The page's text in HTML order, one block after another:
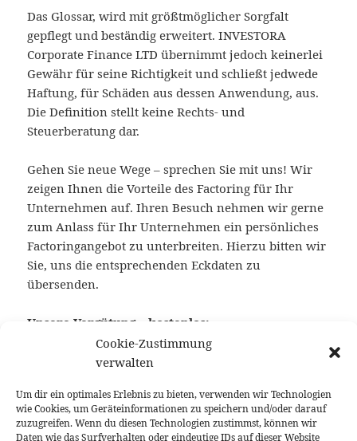
Cookie-Zustimmung
verwalten
Um dir ein optimales Erlebnis zu bieten, verwenden wir Technologien
wie Cookies, um Geräteinformationen zu speichern und/oder darauf
zuzugreifen. Wenn du diesen Technologien zustimmst, können wir
Daten wie das Surfverhalten oder eindeutige IDs auf dieser Website
Das Glossar, wird mit größtmöglicher Sorgfalt
gepflegt und beständig erweitert. INVESTORA
Corporate Finance LTD übernimmt jedoch keinerlei
Gewähr für seine Richtigkeit und schließt jedwede
Haftung, für Schäden aus dessen Anwendung, aus.
Die Definition stellt keine Rechts- und
Steuerberatung dar.
Gehen Sie neue Wege – sprechen Sie mit uns! Wir
zeigen Ihnen die Vorteile des Factoring für Ihr
Unternehmen auf. Ihren Besuch nehmen wir gerne
zum Anlass für Ihr Unternehmen ein persönliches
Factoringangebot zu unterbreiten. Hierzu bitten wir
Sie, uns die entsprechenden Eckdaten zu
übersenden.
Unsere Vergütung – kostenlos:
Die Vergütung der Factoringzentrale für den
Bestandteil der Factoringprämie und wird von dem
jeweiligen Factoringanbieter vergütet. Der
Auftraggeber schuldet somit FactorFinance